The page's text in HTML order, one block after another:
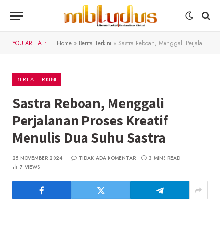
YOU ARE AT: Home » Berita Terkini » Sastra Reboan, Menggali Perjalanan Proses Kreatif Menulis Dua Suhu Sastra
BERITA TERKINI
Sastra Reboan, Menggali
Perjalanan Proses Kreatif
Menulis Dua Suhu Sastra
25 NOVEMBER 2024 TIDAK ADA KOMENTAR
3 MINS READ
7 VIEWS